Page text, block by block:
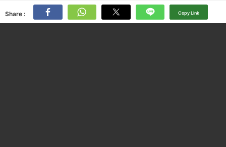
Share : Copy Link